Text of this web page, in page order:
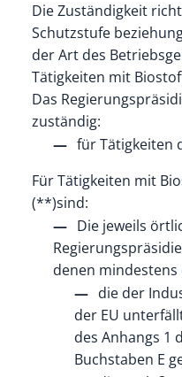
Die Zuständigkeit
Schutzstufe
der Art des
Tätigkeiten mit
Das
zuständig:
für Tätigkeiten
Für Tätigkeiten mit
(**)sind:
Die jeweils
denen mindestens
die der
der EU
des Anhangs 1
Buchstaben E